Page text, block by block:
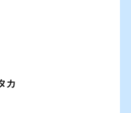
カ